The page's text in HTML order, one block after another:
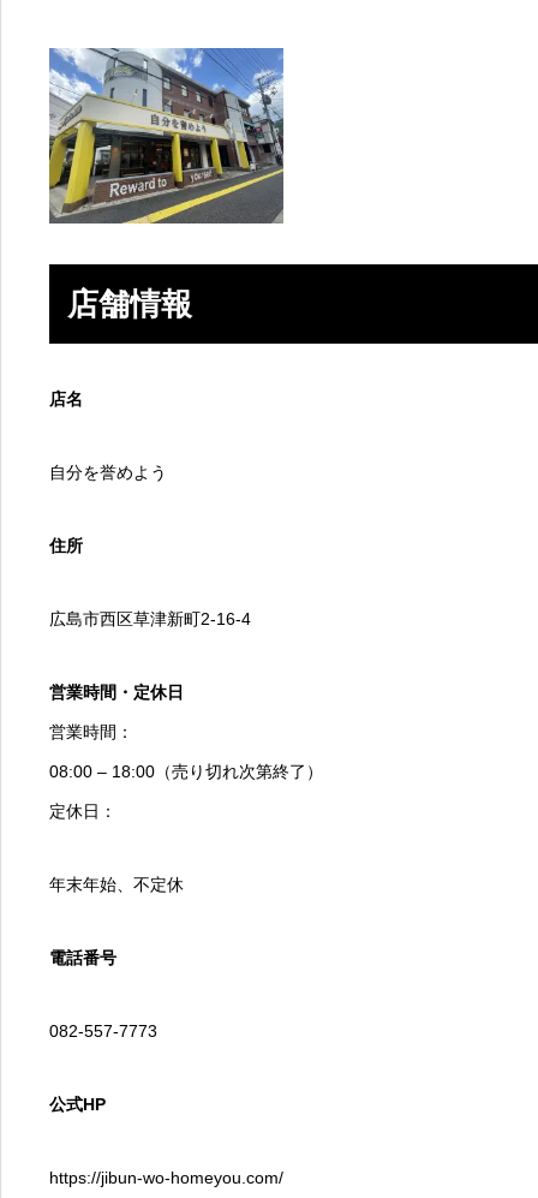
店舗情報
店名
自分を誉めよう
住所
広島市西区草津新町2-16-4
営業時間・定休日
営業時間：
08:00 – 18:00（売り切れ次第終了）
定休日：
年末年始、不定休
電話番号
082-557-7773
公式HP
https://jibun-wo-homeyou.com/